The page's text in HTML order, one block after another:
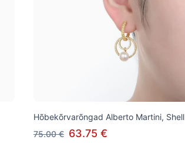
Hõbekõrvarõngad Alberto Martini, Shell
75.00 € 63.75 €